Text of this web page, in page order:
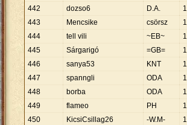
442
dozso6 D.A.
443
Mencsike csörsz
444
tell vili ~EB~
445
Sárgarigó =GB=
446
sanya53 KNT
447
spanngli ODA
448
borba ODA
449
flameo PH
450
KicsiCsillag26 -W.M-